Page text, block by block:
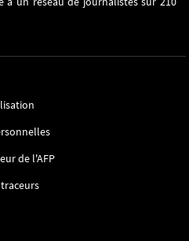
de l'AFP